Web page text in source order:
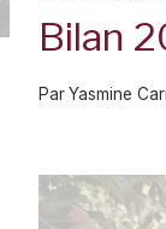
Bilan
ParYasmine